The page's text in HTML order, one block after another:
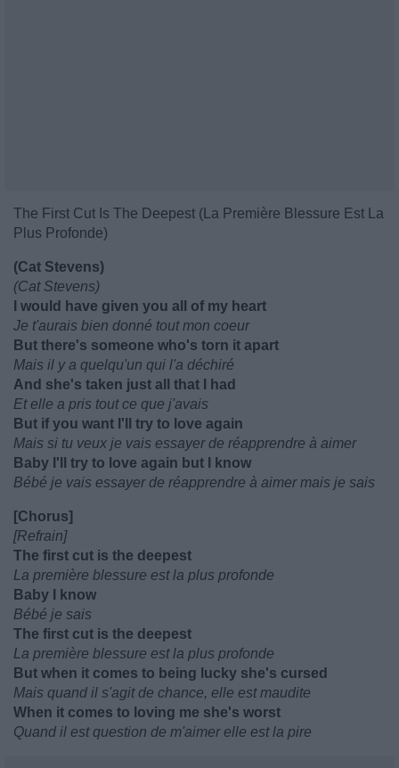
The First Cut Is The Deepest (La Première Blessure Est La
Plus Profonde)
(Cat Stevens)
(Cat Stevens)
I would have given you all of my heart
Je t'aurais bien donné tout mon coeur
But there's someone who's torn it apart
Mais il y a quelqu'un qui l'a déchiré
And she's taken just all that I had
Et elle a pris tout ce que j'avais
But if you want I'll try to love again
Mais si tu veux je vais essayer de réapprendre à aimer
Baby I'll try to love again but I know
Bébé je vais essayer de réapprendre à aimer mais je sais
[Chorus]
[Refrain]
The first cut is the deepest
La première blessure est la plus profonde
Baby I know
Bébé je sais
The first cut is the deepest
La première blessure est la plus profonde
But when it comes to being lucky she's cursed
Mais quand il s'agit de chance, elle est maudite
When it comes to loving me she's worst
Quand il est question de m'aimer elle est la pire